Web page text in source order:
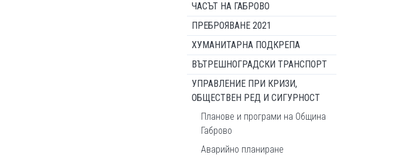
ЧАСЪТ НА ГАБРОВО
ПРЕБРОЯВАНЕ 2021
ХУМАНИТАРНА ПОДКРЕПА
ВЪТРЕШНОГРАДСКИ ТРАНСПОРТ
УПРАВЛЕНИЕ ПРИ КРИЗИ,
ОБЩЕСТВЕН РЕД И СИГУРНОСТ
Планове и програми на Община
Габрово
Аварийно планиране